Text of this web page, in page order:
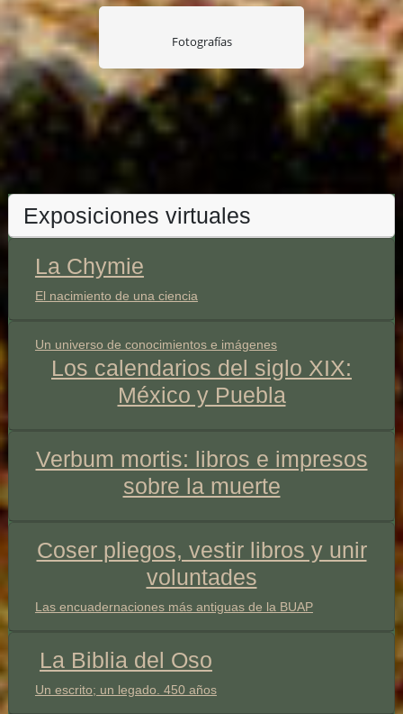
Fotografías
Exposiciones virtuales
La Chymie
El nacimiento de una ciencia
Un universo de conocimientos e imágenes
Los calendarios del siglo XIX:
México y Puebla
Verbum mortis: libros e impresos
sobre la muerte
Coser pliegos, vestir libros y unir
voluntades
Las encuadernaciones más antiguas de la BUAP
La Biblia del Oso
Un escrito; un legado. 450 años